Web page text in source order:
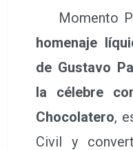
D
desfiles y
de alegría
esa emoción